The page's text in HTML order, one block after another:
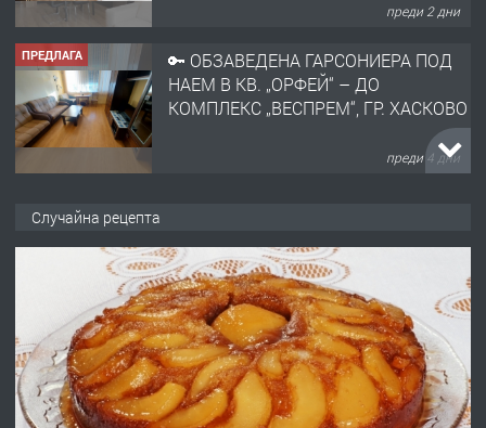
преди 2 дни
ПРЕДЛАГА
🔑 ОБЗАВЕДЕНА ГАРСОНИЕРА ПОД
НАЕМ В КВ. „ОРФЕЙ“ – ДО
КОМПЛЕКС „ВЕСПРЕМ“, ГР. ХАСКОВО
преди 4 дни
АПАРТАМЕНТ В ЦЕНТЪРА НА ГР.
ХАСКОВО
преди 5 дни
ПРЕДЛАГА Давам гараж под наем
Случайна рецепта